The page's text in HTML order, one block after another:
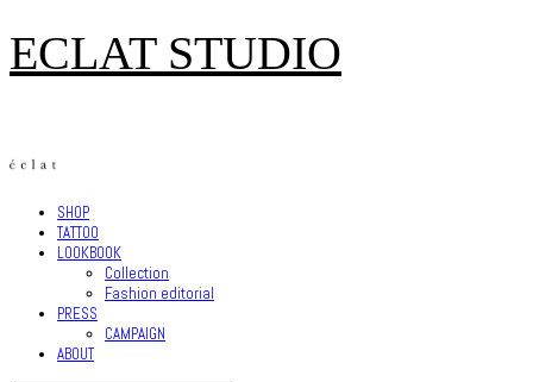
ECLAT STUDIO
SHOP
TATTOO
LOOKBOOK
Collection
Fashion editorial
PRESS
CAMPAIGN
ABOUT